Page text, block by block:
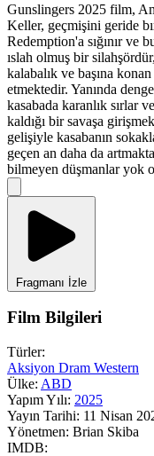
Gunslingers 2025 film,
Keller, geçmişini geride
Redemption'a sığınır ve
ıslah olmuş bir
kalabalık ve başına
etmektedir. Yanında
kasabada karanlık sırlar
kaldığı bir savaşa
gelişiyle kasabanın
geçen an daha da
bilmeyen düşmanlar yok
Fragmanı İzle
Film Bilgileri
Türler:
Aksiyon Dram Western
Ülke: ABD
Yapım Yılı: 2025
Yayın Tarihi: 11 Nisan
Yönetmen: Brian Skiba
IMDB: